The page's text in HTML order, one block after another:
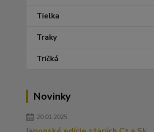
Tielka
Traky
Tričká
Novinky
20.01.2025